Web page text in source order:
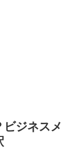
ビジネスメ